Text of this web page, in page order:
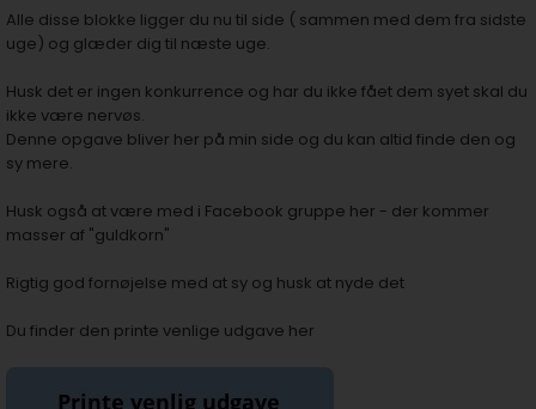
Alle disse blokke ligger du nu til side ( sammen med dem fra sidste
uge) og glæder dig til næste uge.
Husk det er ingen konkurrence og har du ikke fået dem syet skal du
ikke være nervøs.
Denne opgave bliver her på min side og du kan altid finde den og
sy mere.
Husk også at være med i Facebook gruppe her - der kommer
masser af "guldkorn"
Rigtig god fornøjelse med at sy og husk at nyde det
Du finder den printe venlige udgave her